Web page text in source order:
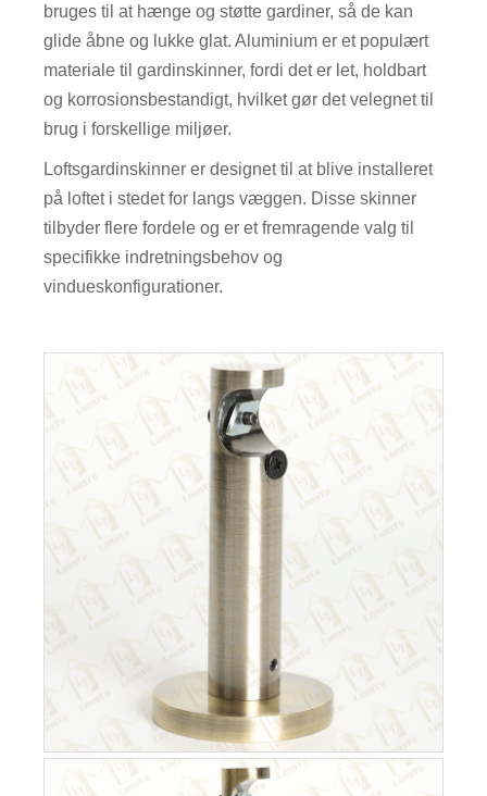
bruges til at hænge og støtte gardiner, så de kan
glide åbne og lukke glat. Aluminium er et populært
materiale til gardinskinner, fordi det er let, holdbart
og korrosionsbestandigt, hvilket gør det velegnet til
brug i forskellige miljøer.
Loftsgardinskinner er designet til at blive installeret
på loftet i stedet for langs væggen. Disse skinner
tilbyder flere fordele og er et fremragende valg til
specifikke indretningsbehov og
vindueskonfigurationer.